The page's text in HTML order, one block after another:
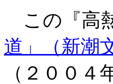
この『高
道」（新潮
（２００４